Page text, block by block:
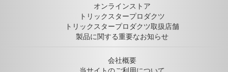
オンラインストア
トリックスタープロダクツ
トリックスタープロダクツ取扱店舗
製品に関する重要なお知らせ
会社概要